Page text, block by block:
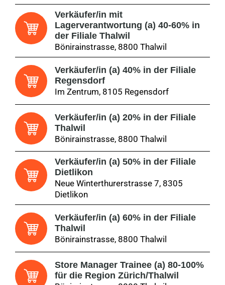
Verkäufer/in mit
Lagerverantwortung (a) 40-60% in
der Filiale Thalwil
Bönirainstrasse, 8800 Thalwil
Verkäufer/in (a) 40% in der Filiale
Regensdorf
Im Zentrum, 8105 Regensdorf
Verkäufer/in (a) 20% in der Filiale
Thalwil
Bönirainstrasse, 8800 Thalwil
Verkäufer/in (a) 50% in der Filiale
Dietlikon
Neue Winterthurerstrasse 7, 8305
Dietlikon
Verkäufer/in (a) 60% in der Filiale
Thalwil
Bönirainstrasse, 8800 Thalwil
Store Manager Trainee (a) 80-100%
für die Region Zürich/Thalwil